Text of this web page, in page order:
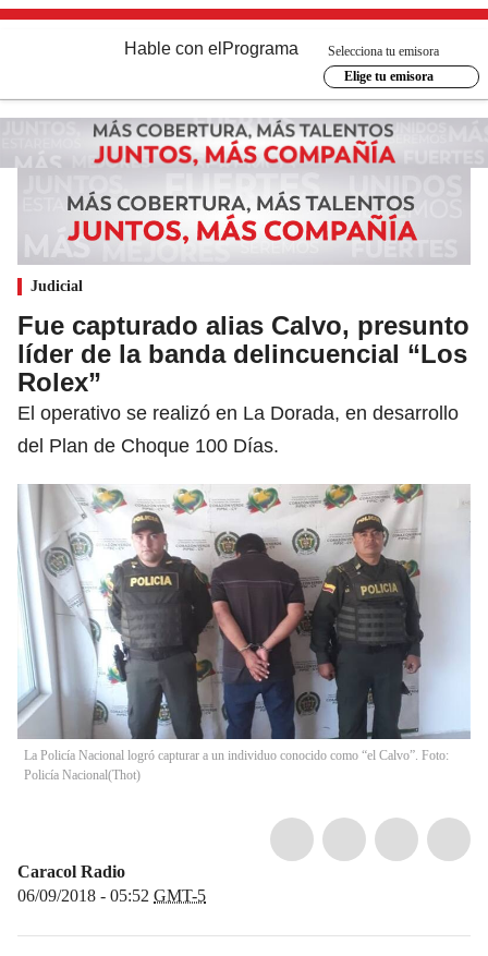
Hable con el Programa
Selecciona tu emisora
Elige tu emisora
Judicial
Fue capturado alias Calvo, presunto
líder de la banda delincuencial “Los
Rolex”
El operativo se realizó en La Dorada, en desarrollo
del Plan de Choque 100 Días.
La Policía Nacional logró capturar a un individuo conocido como “el Calvo”. Foto:
Policía Nacional(Thot)
Caracol Radio
06/09/2018 - 05:52 GMT-5